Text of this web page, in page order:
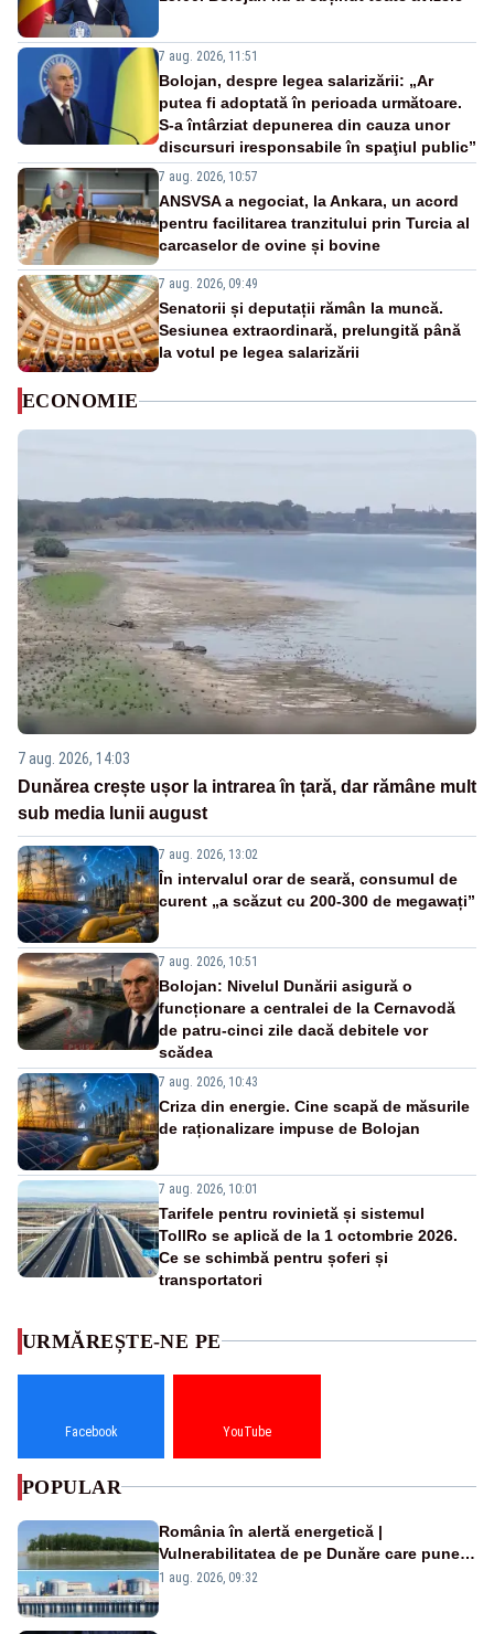
7 aug. 2026, 11:51
Bolojan, despre legea salarizării: „Ar
putea fi adoptată în perioada următoare.
S-a întârziat depunerea din cauza unor
discursuri iresponsabile în spaţiul public”
7 aug. 2026, 10:57
ANSVSA a negociat, la Ankara, un acord
pentru facilitarea tranzitului prin Turcia al
carcaselor de ovine și bovine
7 aug. 2026, 09:49
Senatorii și deputații rămân la muncă.
Sesiunea extraordinară, prelungită până
la votul pe legea salarizării
ECONOMIE
7 aug. 2026, 14:03
Dunărea crește ușor la intrarea în țară, dar rămâne mult
sub media lunii august
7 aug. 2026, 13:02
În intervalul orar de seară, consumul de
curent „a scăzut cu 200-300 de megawați”
7 aug. 2026, 10:51
Bolojan: Nivelul Dunării asigură o
funcționare a centralei de la Cernavodă
de patru-cinci zile dacă debitele vor
scădea
7 aug. 2026, 10:43
Criza din energie. Cine scapă de măsurile
de raționalizare impuse de Bolojan
7 aug. 2026, 10:01
Tarifele pentru rovinietă și sistemul
TollRo se aplică de la 1 octombrie 2026.
Ce se schimbă pentru șoferi și
transportatori
URMĂREȘTE-NE PE
Facebook YouTube
POPULAR
România în alertă energetică |
Vulnerabilitatea de pe Dunăre care pune
în pericol Centrala Cernavodă era
1 aug. 2026, 09:32